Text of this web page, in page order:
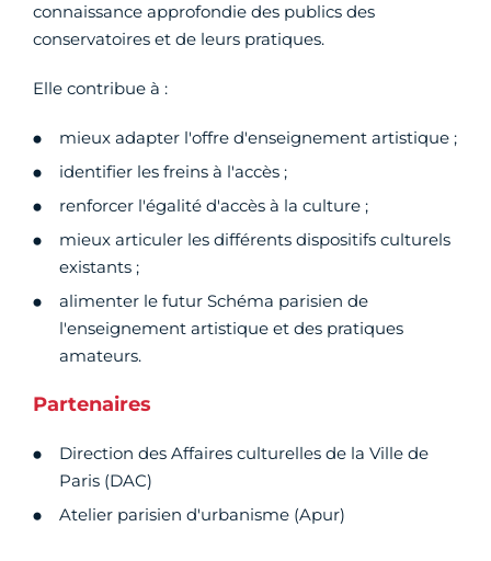
connaissance approfondie des publics des
conservatoires et de leurs pratiques.
Elle contribue à :
mieux adapter l'offre d'enseignement artistique ;
identifier les freins à l'accès ;
renforcer l'égalité d'accès à la culture ;
mieux articuler les différents dispositifs culturels
existants ;
alimenter le futur Schéma parisien de
l'enseignement artistique et des pratiques
amateurs.
Partenaires
Direction des Affaires culturelles de la Ville de
Paris (DAC)
Atelier parisien d'urbanisme (Apur)